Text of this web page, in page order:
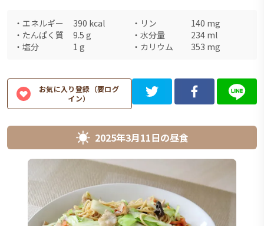
・ エネルギー 390 kcal ・ リン 140 mg
・ たんぱく質 9.5 g ・ 水分量 234 ml
・ 塩分 1 g ・ カリウム 353 mg
お気に入り登録（要ログ
イン）
2025年3月11日の昼食